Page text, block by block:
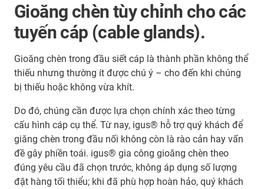
Gioăng chèn tùy chỉnh cho các
tuyến cáp (cable glands).
Gioăng chèn trong đầu siết cáp là thành phần không thể
thiếu nhưng thường ít được chú ý – cho đến khi chúng
bị thiếu hoặc không vừa khít.
Do đó, chúng cần được lựa chọn chính xác theo từng
cấu hình cáp cụ thể. Từ nay, igus® hỗ trợ quý khách để
giăng chèn trong đầu nối không còn là rào cản hay vấn
đề gây phiền toái. igus® gia công gioăng chèn theo
đúng yêu cầu đã chọn trước, không áp dụng số lượng
đặt hàng tối thiểu; khi đã phù hợp hoàn hảo, quý khách